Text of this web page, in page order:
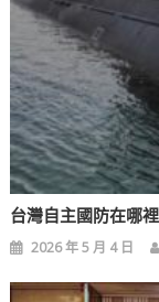
台灣自主國防在哪
2026 年 5 月 4 日